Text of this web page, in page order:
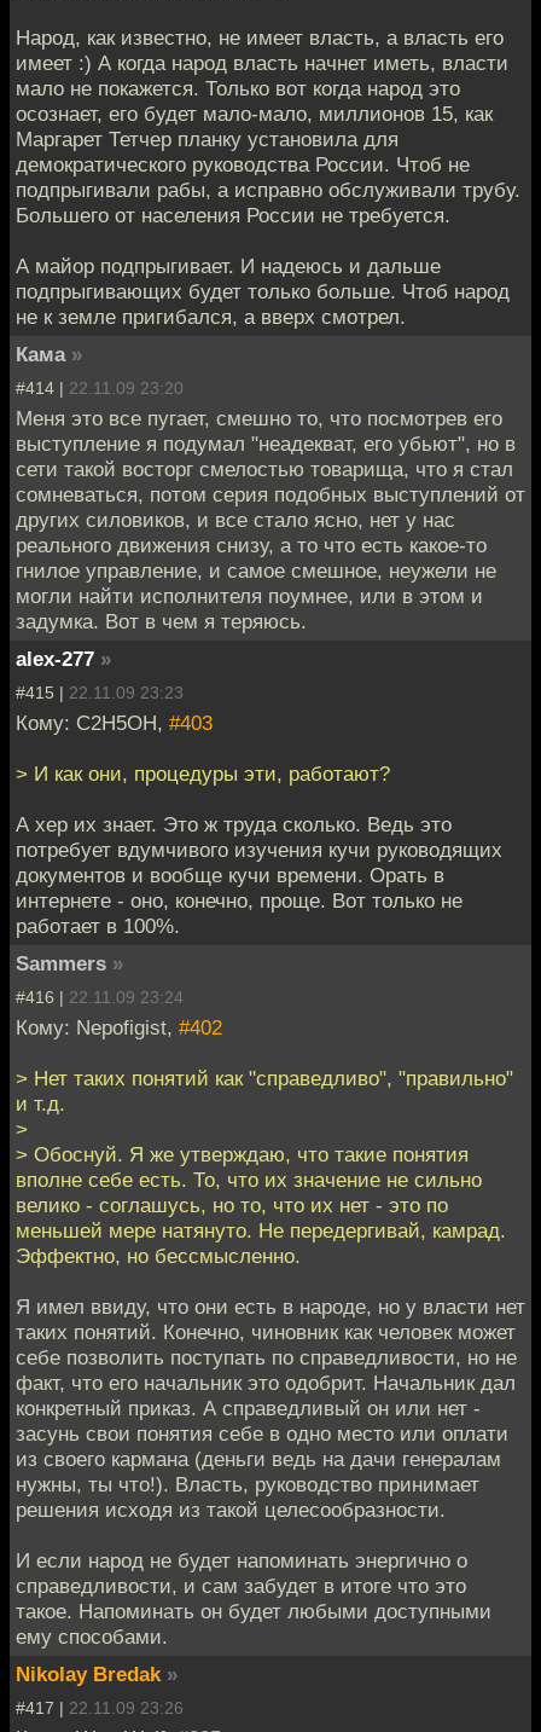
Народ, как известно, не имеет власть, а власть его
имеет :) А когда народ власть начнет иметь, власти
мало не покажется. Только вот когда народ это
осознает, его будет мало-мало, миллионов 15, как
Маргарет Тетчер планку установила для
демократического руководства России. Чтоб не
подпрыгивали рабы, а исправно обслуживали трубу.
Большего от населения России не требуется.
А майор подпрыгивает. И надеюсь и дальше
подпрыгивающих будет только больше. Чтоб народ
не к земле пригибался, а вверх смотрел.
Кама »
#414 | 22.11.09 23:20
Меня это все пугает, смешно то, что посмотрев его
выступление я подумал "неадекват, его убьют", но в
сети такой восторг смелостью товарища, что я стал
сомневаться, потом серия подобных выступлений от
других силовиков, и все стало ясно, нет у нас
реального движения снизу, а то что есть какое-то
гнилое управление, и самое смешное, неужели не
могли найти исполнителя поумнее, или в этом и
задумка. Вот в чем я теряюсь.
alex-277 »
#415 | 22.11.09 23:23
Кому: C2H5OH, #403
> И как они, процедуры эти, работают?
А хер их знает. Это ж труда сколько. Ведь это
потребует вдумчивого изучения кучи руководящих
документов и вообще кучи времени. Орать в
интернете - оно, конечно, проще. Вот только не
работает в 100%.
Sammers »
#416 | 22.11.09 23:24
Кому: Nepofigist, #402
> Нет таких понятий как "справедливо", "правильно"
и т.д.
>
> Обоснуй. Я же утверждаю, что такие понятия
вполне себе есть. То, что их значение не сильно
велико - соглашусь, но то, что их нет - это по
меньшей мере натянуто. Не передергивай, камрад.
Эффектно, но бессмысленно.
Я имел ввиду, что они есть в народе, но у власти нет
таких понятий. Конечно, чиновник как человек может
себе позволить поступать по справедливости, но не
факт, что его начальник это одобрит. Начальник дал
конкретный приказ. А справедливый он или нет -
засунь свои понятия себе в одно место или оплати
из своего кармана (деньги ведь на дачи генералам
нужны, ты что!). Власть, руководство принимает
решения исходя из такой целесообразности.
И если народ не будет напоминать энергично о
справедливости, и сам забудет в итоге что это
такое. Напоминать он будет любыми доступными
ему способами.
Nikolay Bredak »
#417 | 22.11.09 23:26